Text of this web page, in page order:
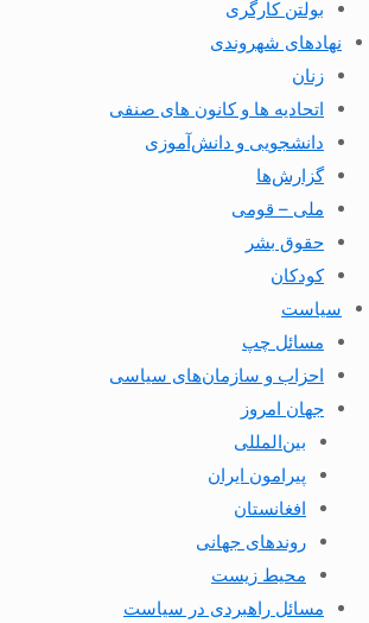
بولتن کارگری
نهادهای شهروندی
زنان
اتحادیه ها و کانون های صنفی
دانشجویی و دانش‌آموزی
گزارش‌ها
ملی – قومی
حقوق بشر
کودکان
سیاست
مسائل چپ
احزاب و سازمان‌های سیاسی
جهان امروز
بین‌المللی
پیرامون ایران
افغانستان
روندهای جهانی
محیط زیست
مسائل راهبردی در سیاست